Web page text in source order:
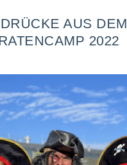
AUS DEM
2022